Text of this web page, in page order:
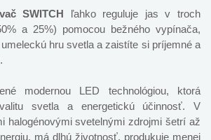
SWITCH ľahko reguluje jas v troch
a 25%) pomocou bežného vypínača,
hru svetla a zaistíte si príjemné a
modernou LED technológiou, ktorá
svetla a energetickú účinnosť. V
halogénovými svetelnými zdrojmi šetrí až
má dlhú životnosť, produkuje menej